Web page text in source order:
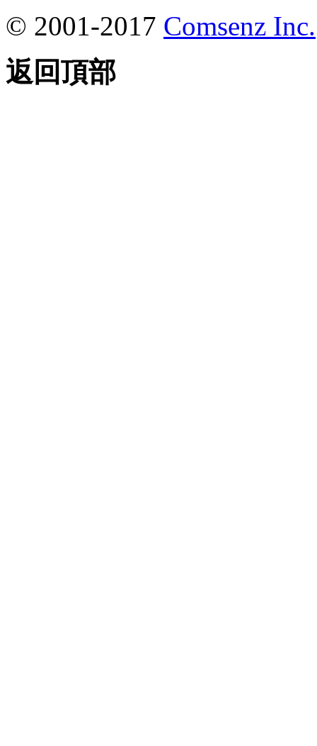
© 2001-2017 Comsenz Inc.
返回頂部